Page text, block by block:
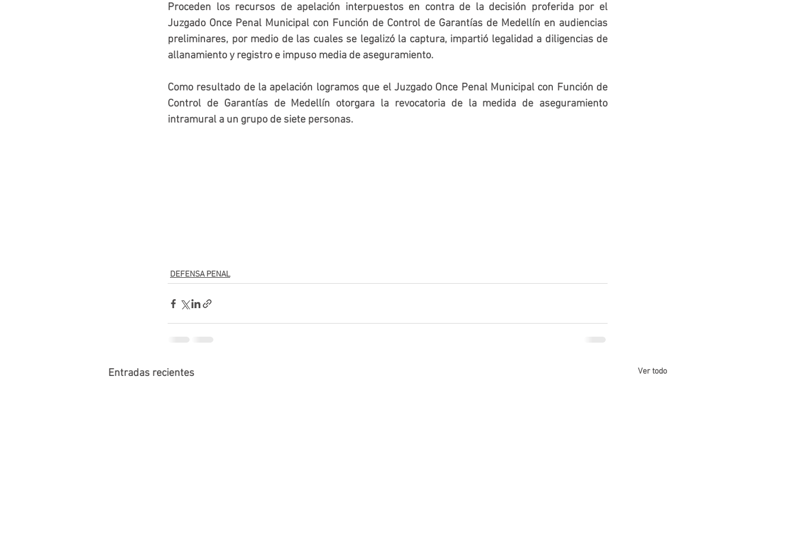
Proceden los recursos de apelación interpuestos en contra de la decisión proferida por el
Juzgado Once Penal Municipal con Función de Control de Garantías de Medellín en audiencias
preliminares, por medio de las cuales se legalizó la captura, impartió legalidad a diligencias de
allanamiento y registro e impuso media de aseguramiento.
Como resultado de la apelación logramos que el Juzgado Once Penal Municipal con Función de
Control de Garantías de Medellín otorgara la revocatoria de la medida de aseguramiento
intramural a un grupo de siete personas.
DEFENSA PENAL
Entradas recientes Ver todo